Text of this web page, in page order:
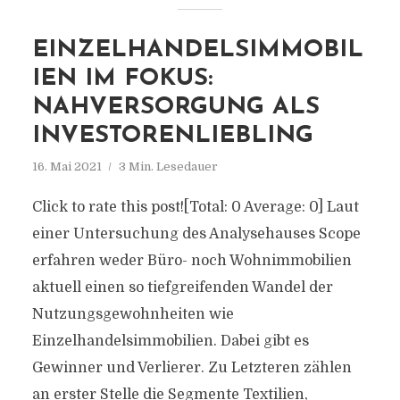
EINZELHANDELSIMMOBIL
IEN IM FOKUS:
NAHVERSORGUNG ALS
INVESTORENLIEBLING
16. Mai 2021 3 Min. Lesedauer
Click to rate this post![Total: 0 Average: 0] Laut
einer Untersuchung des Analysehauses Scope
erfahren weder Büro- noch Wohnimmobilien
aktuell einen so tiefgreifenden Wandel der
Nutzungsgewohnheiten wie
Einzelhandelsimmobilien. Dabei gibt es
Gewinner und Verlierer. Zu Letzteren zählen
an erster Stelle die Segmente Textilien,